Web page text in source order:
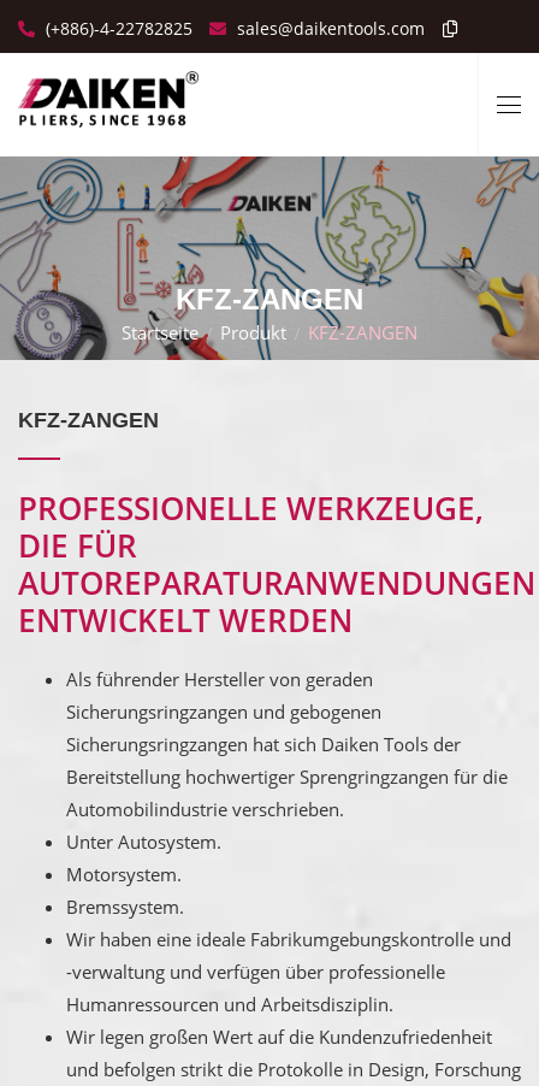
(+886)-4-22782825 sales@daikentools.com
KFZ-ZANGEN
Startseite Produkt KFZ-ZANGEN
KFZ-ZANGEN
PROFESSIONELLE WERKZEUGE,
DIE FÜR
AUTOREPARATURANWENDUNGEN
ENTWICKELT WERDEN
Als führender Hersteller von geraden
Sicherungsringzangen und gebogenen
Sicherungsringzangen hat sich Daiken Tools der
Bereitstellung hochwertiger Sprengringzangen für die
Automobilindustrie verschrieben.
Unter Autosystem.
Motorsystem.
Bremssystem.
Wir haben eine ideale Fabrikumgebungskontrolle und
-verwaltung und verfügen über professionelle
Humanressourcen und Arbeitsdisziplin.
Wir legen großen Wert auf die Kundenzufriedenheit
und befolgen strikt die Protokolle in Design, Forschung